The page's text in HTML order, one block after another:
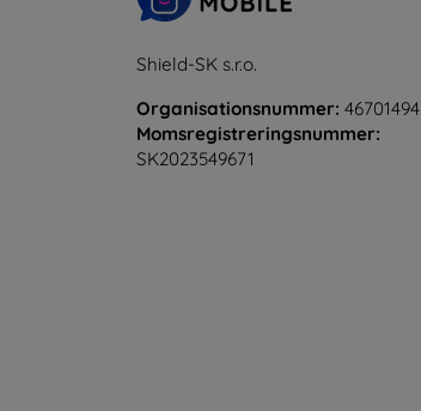
Shield-SK s.r.o.
Organisationsnummer: 46701494
Momsregistreringsnummer:
SK2023549671